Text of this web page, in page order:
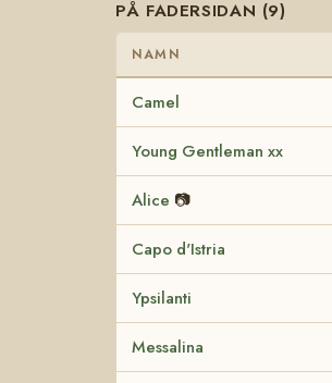
PÅ FADERSIDAN (9)
NAMN
Camel
Young Gentleman xx
Alice 📷
Capo d'Istria
Ypsilanti
Messalina